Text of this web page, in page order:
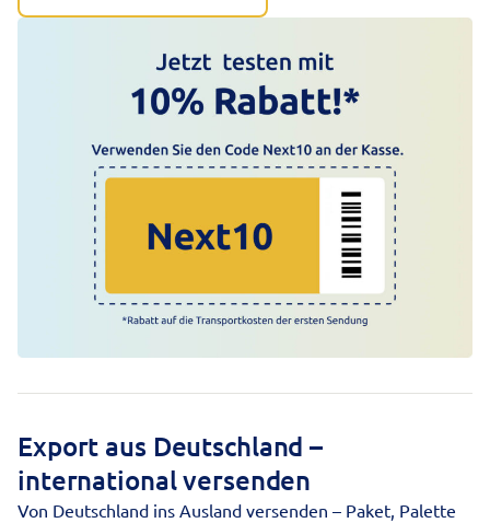
Export aus Deutschland –
international versenden
Von Deutschland ins Ausland versenden – Paket, Palette